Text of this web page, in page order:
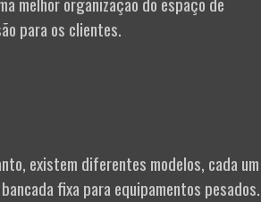
para os clientes.
existem diferentes modelos, cada um
fixa para equipamentos pesados.